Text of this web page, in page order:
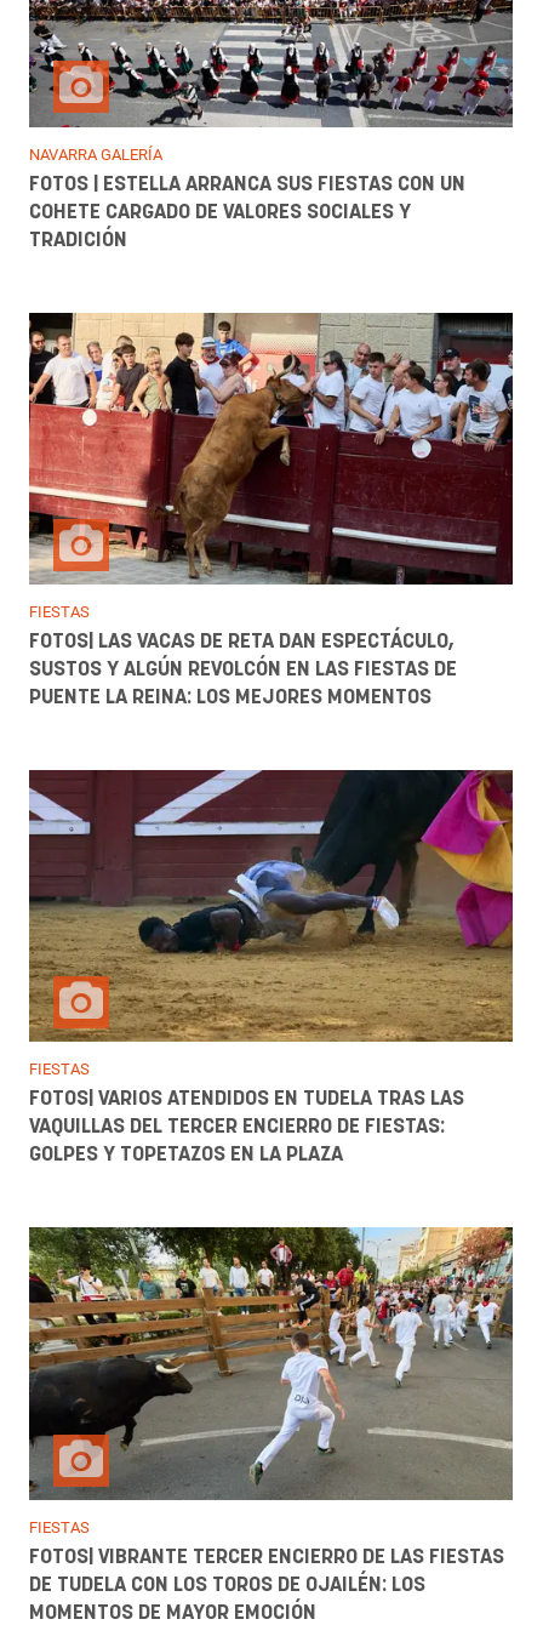
NAVARRA GALERÍA
FOTOS | ESTELLA ARRANCA SUS FIESTAS CON UN
COHETE CARGADO DE VALORES SOCIALES Y
TRADICIÓN
FIESTAS
FOTOS| LAS VACAS DE RETA DAN ESPECTÁCULO,
SUSTOS Y ALGÚN REVOLCÓN EN LAS FIESTAS DE
PUENTE LA REINA: LOS MEJORES MOMENTOS
FIESTAS
FOTOS| VARIOS ATENDIDOS EN TUDELA TRAS LAS
VAQUILLAS DEL TERCER ENCIERRO DE FIESTAS:
GOLPES Y TOPETAZOS EN LA PLAZA
FIESTAS
FOTOS| VIBRANTE TERCER ENCIERRO DE LAS FIESTAS
DE TUDELA CON LOS TOROS DE OJAILÉN: LOS
MOMENTOS DE MAYOR EMOCIÓN